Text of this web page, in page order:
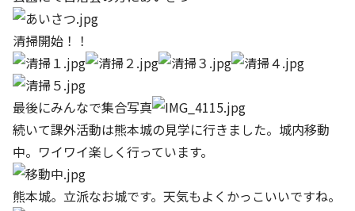
清掃開始！！
最後にみんなで集合写真
続いて課外活動は熊本城の見学に行きました。城内移動
中。ワイワイ楽しく行っています。
熊本城。立派なお城です。天気もよくかっこいいですね。